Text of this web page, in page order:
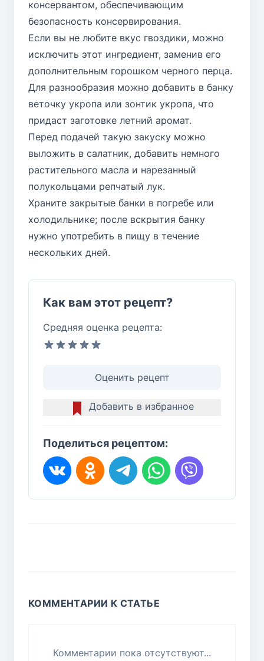
консервантом, обеспечивающим
безопасность консервирования.
Если вы не любите вкус гвоздики, можно
исключить этот ингредиент, заменив его
дополнительным горошком черного перца.
Для разнообразия можно добавить в банку
веточку укропа или зонтик укропа, что
придаст заготовке летний аромат.
Перед подачей такую закуску можно
выложить в салатник, добавить немного
растительного масла и нарезанный
полукольцами репчатый лук.
Храните закрытые банки в погребе или
холодильнике; после вскрытия банку
нужно употребить в пищу в течение
нескольких дней.
Как вам этот рецепт?
Средняя оценка рецепта:
Оценить рецепт
Добавить в избранное
Поделиться рецептом:
КОММЕНТАРИИ К СТАТЬЕ
Комментарии пока отсутствуют...